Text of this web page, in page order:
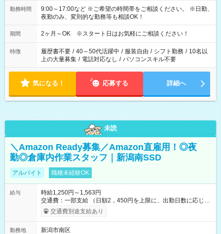
勤務時間
9:00～17:00など ※ご希望の時間帯をご相談ください。 ※日勤、
夜勤のみ、変則的な勤務等も相談OK！
期間 2ヶ月～OK ※スタート日はお気軽にご相談ください！
特徴 履歴書不要 / 40～50代活躍中 / 服装自由 / シフト勤務 / 10名以
上の大量募集 / 電話対応なし / パソコンスキル不要
気になる！ 応募する 詳細へ
未読
＼Amazon Ready募集／Amazon直雇用！◎夜
勤◎倉庫内作業スタッフ｜新潟南SSD
アルバイト 職種未経験OK
給与
時給1,250円～1,563円
交通費：一部支給 （日額2，450円を上限に、出勤日数に応じて
実費支給） ※22:00～翌5:00までは時給25%UP！ ■給与前払い
制度あり ※前払い額の上限あり、手数料無料（Amazon負担）
交通費別途支給あり
勤務地
新潟市南区